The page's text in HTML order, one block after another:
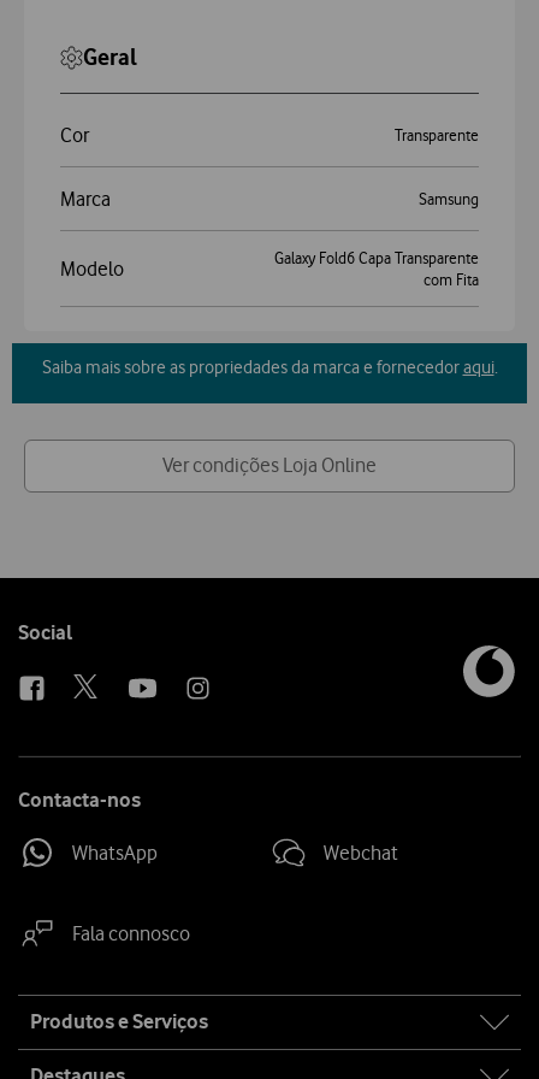
Geral
Cor Transparente
Marca Samsung
Modelo
Galaxy Fold6 Capa Transparente
com Fita
Saiba mais sobre as propriedades da marca e fornecedoraqui.
Ver condições Loja Online
Follow
Social
Contacta-nos
WhatsApp Webchat
Fala connosco
map
Produtos e Serviços